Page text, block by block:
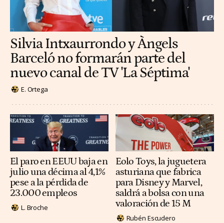
Silvia Intxaurrondo y Àngels
Barceló no formarán parte del
nuevo canal de TV 'La Séptima'
E. Ortega
El paro en EEUU baja en
julio una décima al 4,1%
pese a la pérdida de
23.000 empleos
L. Broche
Eolo Toys, la juguetera
asturiana que fabrica
para Disney y Marvel,
saldrá a bolsa con una
valoración de 15 M
Rubén Escudero